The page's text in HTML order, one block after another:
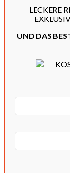
LECKERE
UND DAS